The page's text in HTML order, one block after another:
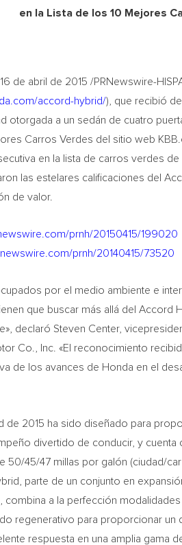
en la Lista de los 10 Mejores
de abril de 2015 /PRNewswire-
accord-hybrid/), que recibió
otorgada a un sedán de cuatro
Carros Verdes del sitio web
en la lista de carros verdes
las estelares calificaciones del
de valor.
prnh/20150415/199020
prnh/20140415/73520
por el medio ambiente e
que buscar más allá del Accord
declaró Steven Center,
Co., Inc. «El reconocimiento
de los avances de Honda en el
de 2015 ha sido diseñado para
divertido de conducir, y
50/45/47 millas por galón (ciudad/
parte de un conjunto en
combina a la perfección
regenerativo para proporcionar
respuesta en una amplia gama